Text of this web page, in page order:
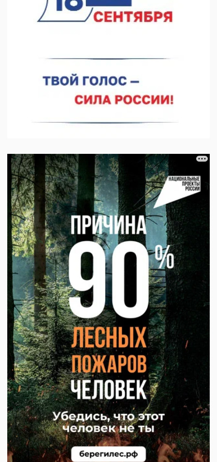
Более 30 нижегородцев прошли обучение для соцконтракта
06.08.2026 14:46